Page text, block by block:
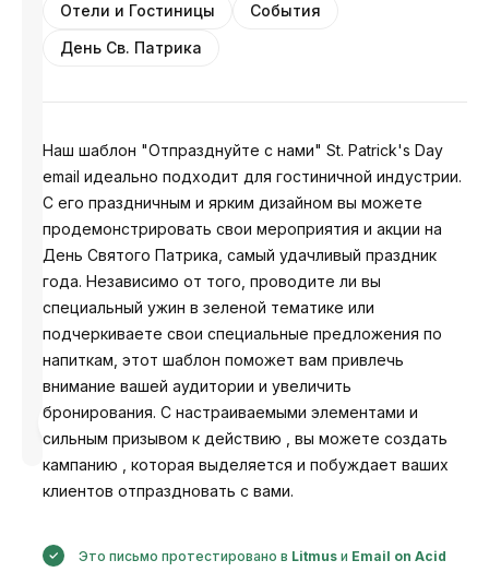
Разработано
Отели и Гостиницы
События
День Св. Патрика
Наш шаблон "Отпразднуйте с нами" St. Patrick's Day
email идеально подходит для гостиничной индустрии.
С его праздничным и ярким дизайном вы можете
продемонстрировать свои мероприятия и акции на
День Святого Патрика, самый удачливый праздник
года. Независимо от того, проводите ли вы
специальный ужин в зеленой тематике или
подчеркиваете свои специальные предложения по
напиткам, этот шаблон поможет вам привлечь
внимание вашей аудитории и увеличить
бронирования. С настраиваемыми элементами и
сильным призывом к действию , вы можете создать
кампанию , которая выделяется и побуждает ваших
клиентов отпраздновать с вами.
Это письмо протестировано в Litmus и Email on Acid